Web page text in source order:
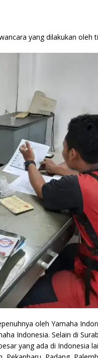
yang dilakukan oleh
oleh Yamaha
Indonesia. Selain di
yang ada di Indonesia